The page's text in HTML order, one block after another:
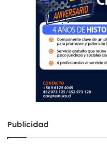
Publicidad